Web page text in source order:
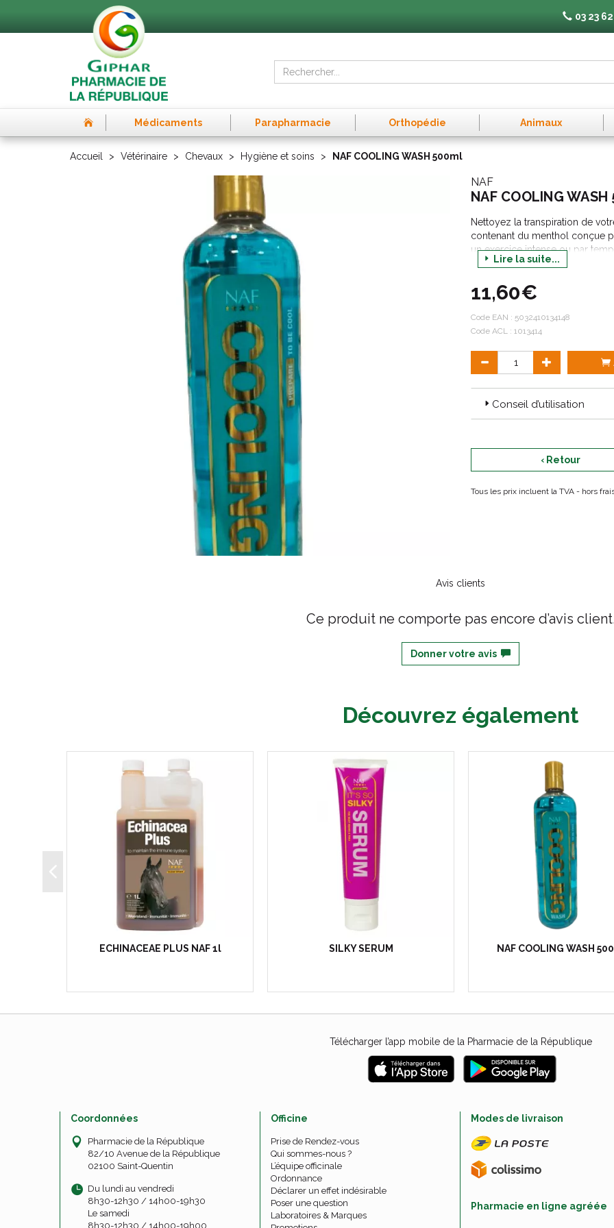
03 23
Médicaments Parapharmacie Orthopédie Animaux
Accueil Vétérinaire Chevaux Hygiène et soins NAF COOLING WASH 500ml
NAF
NAF COOLING
Nettoyez la transpiration de
contenant du menthol conçue
un exercice intense ou par
Lire la suite...
11,60€
Code EAN : 5032410134148
Code ACL : 1013414
Conseil d’utilisation
‹ Retour
Tous les prix incluent la TVA - hors
Avis clients
Ce produit ne comporte pas encore d’avis
Donner votre avis
Découvrez également
ECHINACEAE PLUS NAF 1l SILKY SERUM NAF COOLING WASH
Télécharger l’app mobile de la Pharmacie de la République
Coordonnées
Pharmacie de la République
82/10 Avenue de la République
02100 Saint-Quentin
Du lundi au vendredi
8h30-12h30 / 14h00-19h30
Le samedi
8h30-12h30 / 14h00-19h00
Officine
Prise de Rendez-vous
Qui sommes-nous ?
L’équipe officinale
Ordonnance
Déclarer un effet indésirable
Poser une question
Laboratoires & Marques
Modes de livraison
Pharmacie en ligne agréée